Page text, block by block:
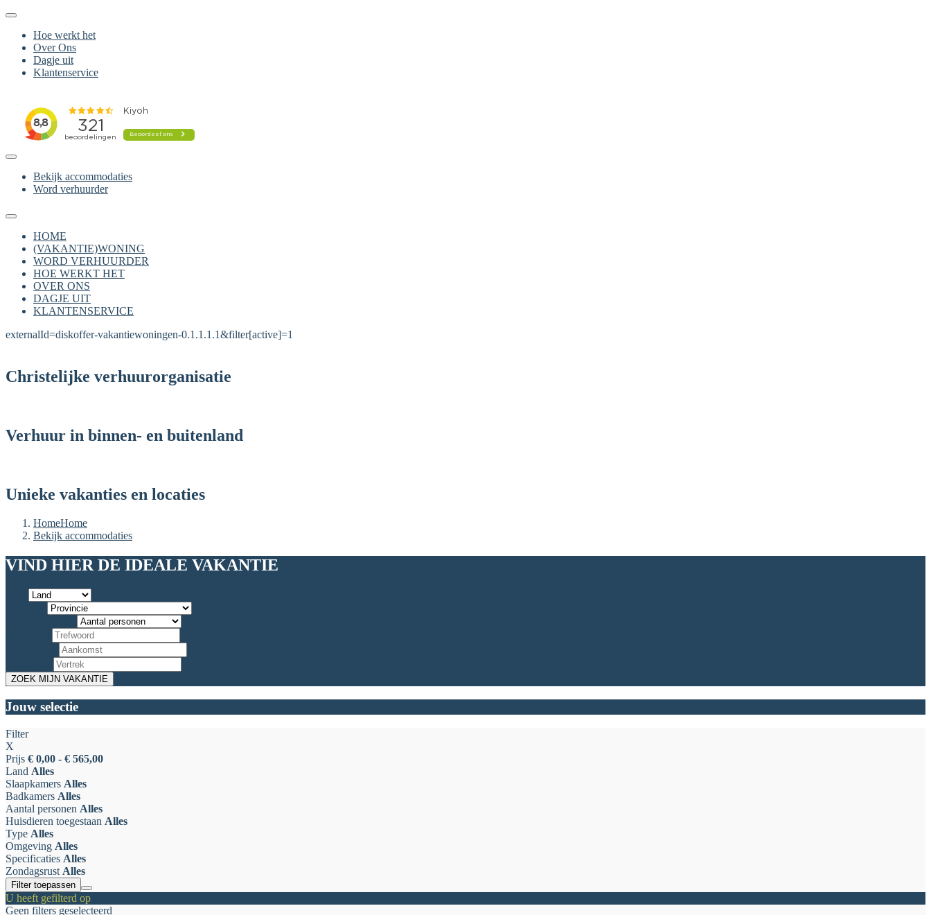
Hoe werkt het
Over Ons
Dagje uit
Klantenservice
Bekijk accommodaties
Word verhuurder
HOME
(VAKANTIE)WONING
WORD VERHUURDER
HOE WERKT HET
OVER ONS
DAGJE UIT
KLANTENSERVICE
externalId=diskoffer-vakantiewoningen-0.1.1.1.1&filter[active]=1
Christelijke verhuurorganisatie
Verhuur in binnen- en buitenland
Unieke vakanties en locaties
HomeHome
Bekijk accommodaties
VIND HIER DE IDEALE VAKANTIE
Jouw selectie
Filter
X
Prijs € 0,00 - € 565,00
Land Alles
Slaapkamers Alles
Badkamers Alles
Aantal personen Alles
Huisdieren toegestaan Alles
Type Alles
Omgeving Alles
Specificaties Alles
Zondagsrust Alles
Filter toepassen
U heeft gefilterd op
Geen filters geselecteerd